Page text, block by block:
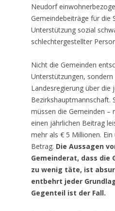
Neudorf
Gemeindebeiträge für die
Unterstützung sozial
schlechtergestellter
Nicht die Gemeinden
Unterstützungen,
Landesregierung über die
Bezirkshauptmannschaft.
müssen die Gemeinden –
einen jährlichen Beitrag
mehr als € 5 Millionen.
Betrag. Die Aussagen
Gemeinderat, dass die
zu wenig täte, ist
entbehrt jeder
Gegenteil ist der Fall.